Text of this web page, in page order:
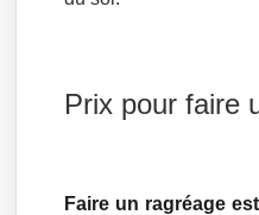
Prix pour faire
Faire un ragréage